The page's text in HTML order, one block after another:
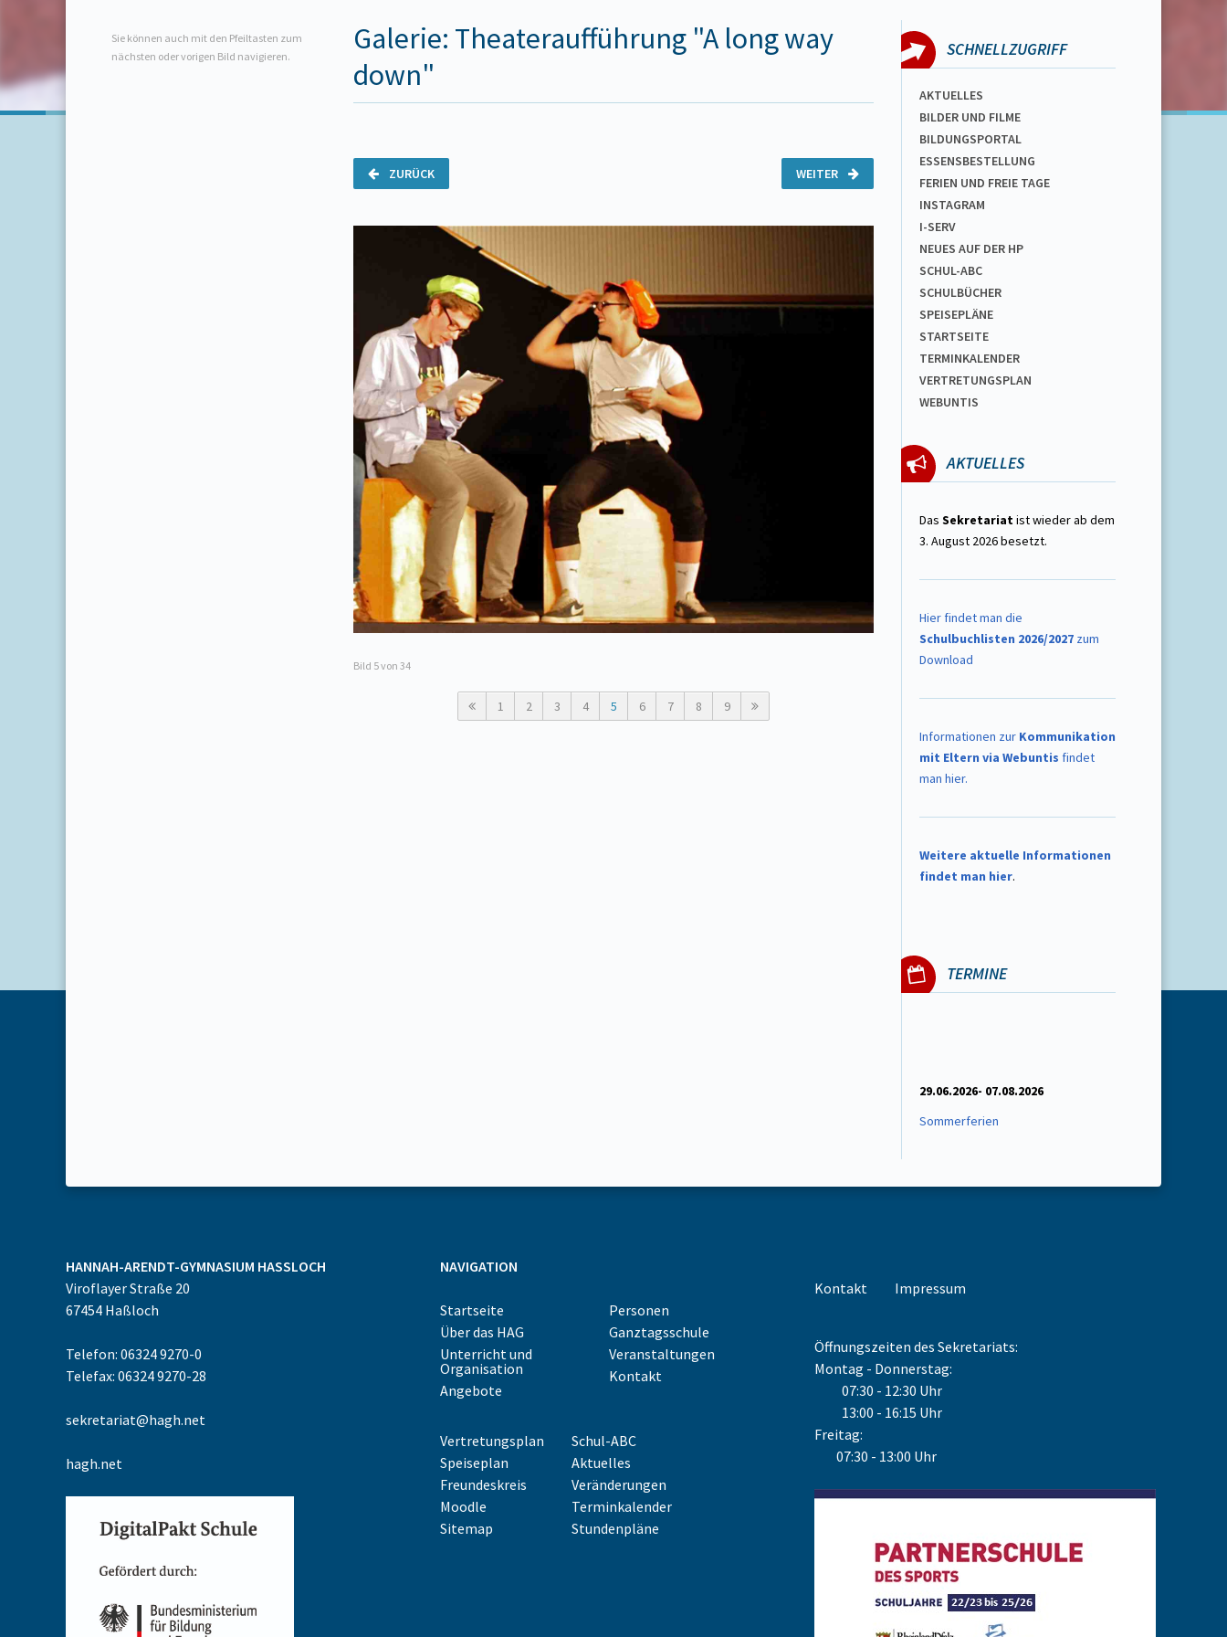
Sie können auch mit den Pfeiltasten zum
nächsten oder vorigen Bild navigieren.
Galerie: Theateraufführung "A long way
down"
WEITER
ZURÜCK
Bild 5von 34
1 2 3 4 5 6 7 8 9
SCHNELLZUGRIFF
AKTUELLES
BILDER UND FILME
BILDUNGSPORTAL
ESSENSBESTELLUNG
FERIEN UND FREIE TAGE
INSTAGRAM
I-SERV
NEUES AUF DER HP
SCHUL-ABC
SCHULBÜCHER
SPEISEPLÄNE
STARTSEITE
TERMINKALENDER
VERTRETUNGSPLAN
WEBUNTIS
AKTUELLES
Das Sekretariatist wieder ab dem
3. August 2026 besetzt.
Hier findet man die
Schulbuchlisten 2026/2027 zum
Download
Informationen zur Kommunikation
mit Eltern via Webuntis findet
man hier.
Weitere aktuelle Informationen
findet man hier.
TERMINE
29.06.2026- 07.08.2026
Sommerferien
HANNAH-ARENDT-GYMNASIUM HASSLOCH
Viroflayer Straße 20
67454 Haßloch
Telefon: 06324 9270-0
Telefax: 06324 9270-28
sekretariat@hagh.net
hagh.net
NAVIGATION
Startseite
Über das HAG
Unterricht und
Organisation
Angebote
Personen
Ganztagsschule
Veranstaltungen
Kontakt
Vertretungsplan
Speiseplan
Freundeskreis
Moodle
Sitemap
Schul-ABC
Aktuelles
Veränderungen
Terminkalender
Stundenpläne
Kontakt Impressum
Öffnungszeiten des Sekretariats:
Montag - Donnerstag:
07:30 - 12:30 Uhr
13:00 - 16:15 Uhr
Freitag:
07:30 - 13:00 Uhr